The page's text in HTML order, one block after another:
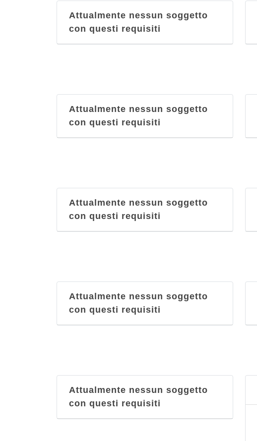
Attualmente nessun soggetto
con questi requisiti
Attualmente nessun soggetto
con questi requisiti
Attualmente nessun soggetto
con questi requisiti
Attualmente nessun soggetto
con questi requisiti
Attualmente nessun soggetto
con questi requisiti